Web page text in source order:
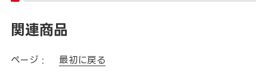
関連商品
ページ : 最初に戻る